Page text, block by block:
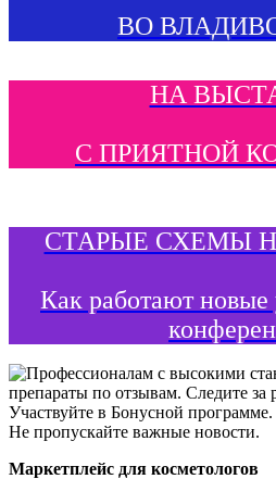
ВО
НА
С ПРИЯТНОЙ
СТАРЫЕ СХЕМЫ
Как работают новые
Маркетплейс для косметологов